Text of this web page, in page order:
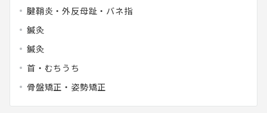
腱鞘炎・外反母趾・バネ指
鍼灸
鍼灸
首・むちうち
骨盤矯正・姿勢矯正